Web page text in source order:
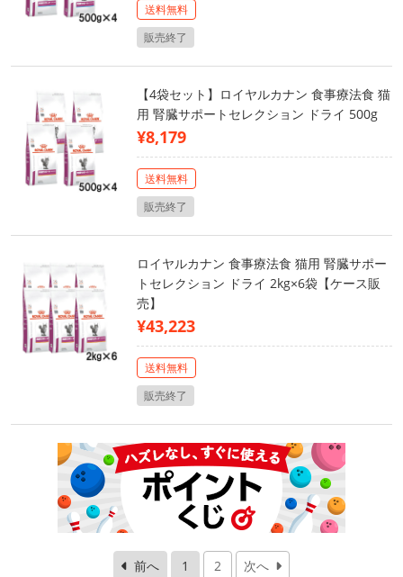
送料無料
販売終了
【4袋セット】ロイヤルカナン 食事療法食 猫
用 腎臓サポートセレクション ドライ 500g
¥8,179
送料無料
販売終了
ロイヤルカナン 食事療法食 猫用 腎臓サポー
トセレクション ドライ 2kg×6袋【ケース販
売】
¥43,223
送料無料
販売終了
前へ 1 2 次へ